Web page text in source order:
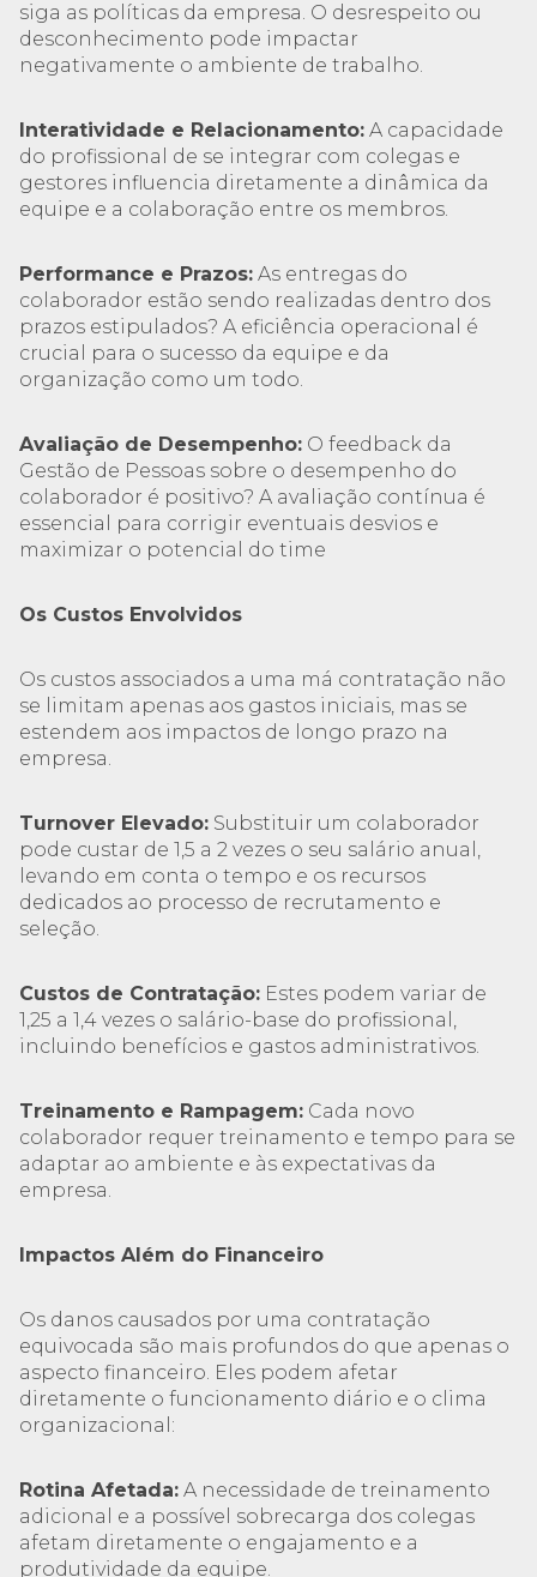
siga as políticas da empresa. O desrespeito ou
desconhecimento pode impactar
negativamente o ambiente de trabalho.
Interatividade e Relacionamento: A capacidade
do profissional de se integrar com colegas e
gestores influencia diretamente a dinâmica da
equipe e a colaboração entre os membros.
Performance e Prazos: As entregas do
colaborador estão sendo realizadas dentro dos
prazos estipulados? A eficiência operacional é
crucial para o sucesso da equipe e da
organização como um todo.
Avaliação de Desempenho: O feedback da
Gestão de Pessoas sobre o desempenho do
colaborador é positivo? A avaliação contínua é
essencial para corrigir eventuais desvios e
maximizar o potencial do time
Os Custos Envolvidos
Os custos associados a uma má contratação não
se limitam apenas aos gastos iniciais, mas se
estendem aos impactos de longo prazo na
empresa.
Turnover Elevado: Substituir um colaborador
pode custar de 1,5 a 2 vezes o seu salário anual,
levando em conta o tempo e os recursos
dedicados ao processo de recrutamento e
seleção.
Custos de Contratação: Estes podem variar de
1,25 a 1,4 vezes o salário-base do profissional,
incluindo benefícios e gastos administrativos.
Treinamento e Rampagem: Cada novo
colaborador requer treinamento e tempo para se
adaptar ao ambiente e às expectativas da
empresa.
Impactos Além do Financeiro
Os danos causados por uma contratação
equivocada são mais profundos do que apenas o
aspecto financeiro. Eles podem afetar
diretamente o funcionamento diário e o clima
organizacional:
Rotina Afetada: A necessidade de treinamento
adicional e a possível sobrecarga dos colegas
afetam diretamente o engajamento e a
produtividade da equipe.